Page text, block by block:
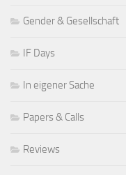
Gender & Gesellschaft
IF Days
In eigener Sache
Papers & Calls
Reviews